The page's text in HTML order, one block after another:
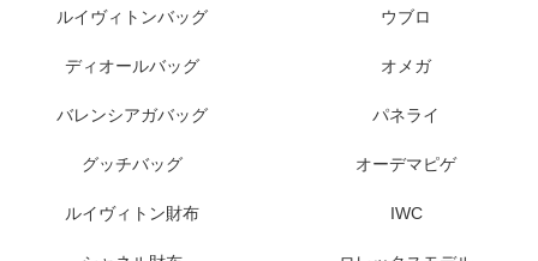
ルイヴィトンバッグ
ディオールバッグ
バレンシアガバッグ
グッチバッグ
ルイヴィトン財布
ウブロ
オメガ
パネライ
オーデマピゲ
IWC